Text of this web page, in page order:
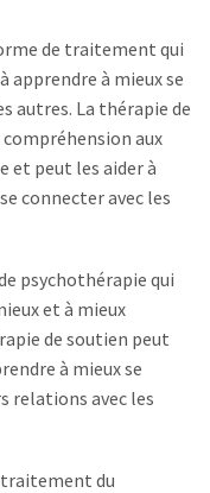
de traitement qui
apprendre à mieux se
autres. La thérapie de
aux
et peut les aider à
connecter avec les
psychothérapie qui
et à mieux
de soutien peut
à mieux se
relations avec les
du